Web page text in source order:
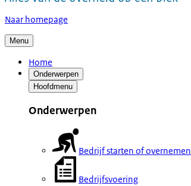
Naar homepage
Menu
Home
Onderwerpen
Hoofdmenu
Onderwerpen
Bedrijf starten of overnemen
Bedrijfsvoering